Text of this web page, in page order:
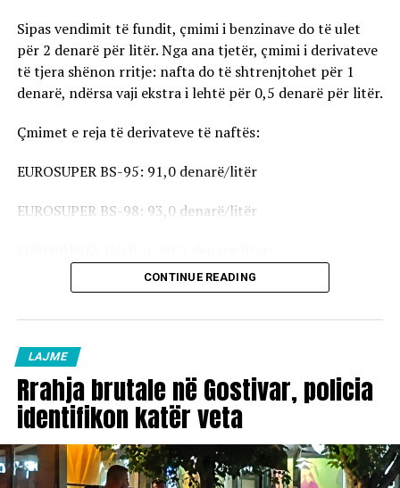
Sipas vendimit të fundit, çmimi i benzinave do të ulet
për 2 denarë për litër. Nga ana tjetër, çmimi i derivateve
të tjera shënon rritje: nafta do të shtrenjtohet për 1
denarë, ndërsa vaji ekstra i lehtë për 0,5 denarë për litër.
Çmimet e reja të derivateve të naftës:
EUROSUPER BS-95: 91,0 denarë/litër
EUROSUPER BS-98: 93,0 denarë/litër
Vaji ekstra i lehtë (EL-1): 98,5 denarë/litër
vlejnë në të gjitha pikat e karburanteve në vend.
CONTINUE READING
LAJME
Rrahja brutale në Gostivar, policia
identifikon katër veta